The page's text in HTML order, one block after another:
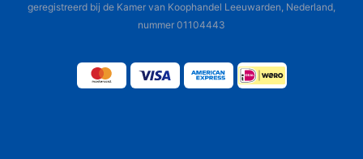
geregistreerd bij de Kamer van Koophandel Leeuwarden, Nederland,
nummer 01104443